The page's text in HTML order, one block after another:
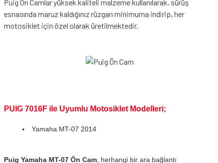
Puig Ön Camlar yüksek kaliteli malzeme kullanılarak, sürüş
esnasında maruz kaldığınız rüzgarı minimuma indirip, her
motosiklet için özel olarak üretilmektedir.
PUIG 7016F ile Uyumlu Motosiklet Modelleri;
Yamaha MT-07 2014
Puig Yamaha MT-07 Ön Cam , herhangi bir ara bağlantı